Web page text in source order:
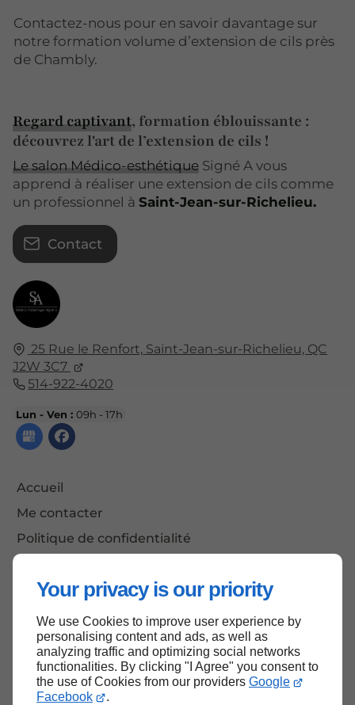
Your privacy is our priority
We use Cookies to improve user experience by
personalising content and ads, as well as
analyzing traffic and optimizing social networks
functionalities. By clicking "I Agree" you consent to
the use of Cookies from our providers Google
Facebook
.
Contactez-nous pour en savoir davantage sur
notre formation volume d’extension de cils près
de Chambly.
25 Rue le Renfort, Saint-Jean-sur-Richelieu, QC
J2W 3C7
514-922-4020
Lun - Ven :09h - 17h
Accueil
Me contacter
Politique de confidentialité
Regard captivant, formation éblouissante :
découvrez l'art de l’extension de cils !
Le salon Médico-esthétique Signé A vous
apprend à réaliser une extension de cils comme
un professionnel à Saint-Jean-sur-Richelieu.
Contact
Haut de page